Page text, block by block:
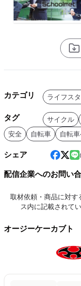
カテゴリ ライフス
タグ サイクル
安全
自転車 自転
シェア
配信企業へのお問い
取材依頼・商品に対す
ス内に記載されて
オージーケーカブト